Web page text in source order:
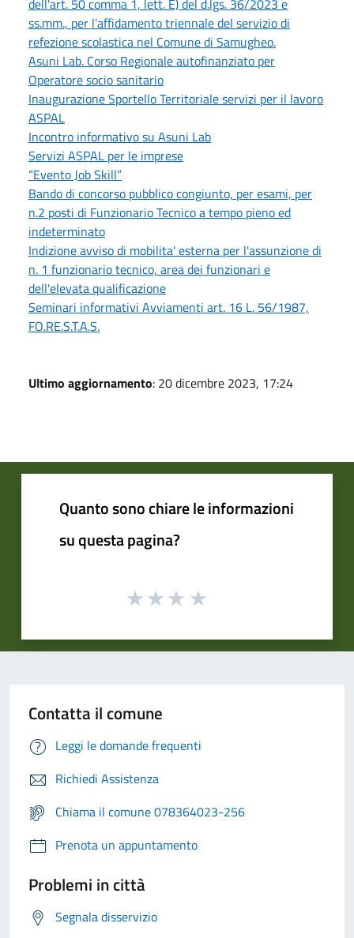
ss.mm., per l’affidamento triennale del servizio di
refezione scolastica nel Comune di Samugheo.
Asuni Lab. Corso Regionale autofinanziato per
Operatore socio sanitario
Inaugurazione Sportello Territoriale servizi per il lavoro
ASPAL
Incontro informativo su Asuni Lab
Servizi ASPAL per le imprese
“Evento Job Skill”
Bando di concorso pubblico congiunto, per esami, per
n.2 posti di Funzionario Tecnico a tempo pieno ed
indeterminato
Indizione avviso di mobilita' esterna per l'assunzione di
n. 1 funzionario tecnico, area dei funzionari e
dell'elevata qualificazione
Seminari informativi Avviamenti art. 16 L. 56/1987,
FO.RE.S.T.A.S.
Ultimo aggiornamento: 20 dicembre 2023, 17:24
Quanto sono chiare le informazioni
su questa pagina?
Contatta il comune
Leggi le domande frequenti
Richiedi Assistenza
Chiama il comune 078364023-256
Prenota un appuntamento
Problemi in città
Segnala disservizio